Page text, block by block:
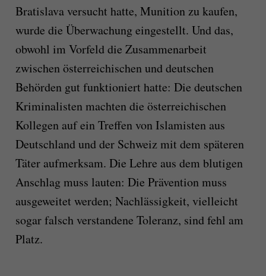
Bratislava versucht hatte, Munition zu kaufen,
wurde die Überwachung eingestellt. Und das,
obwohl im Vorfeld die Zusammenarbeit
zwischen österreichischen und deutschen
Behörden gut funktioniert hatte: Die deutschen
Kriminalisten machten die österreichischen
Kollegen auf ein Treffen von Islamisten aus
Deutschland und der Schweiz mit dem späteren
Täter aufmerksam. Die Lehre aus dem blutigen
Anschlag muss lauten: Die Prävention muss
ausgeweitet werden; Nachlässigkeit, vielleicht
sogar falsch verstandene Toleranz, sind fehl am
Platz.